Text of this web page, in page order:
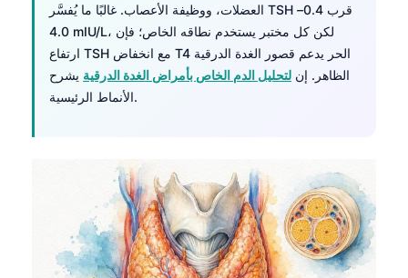
العضلات، ووظيفة الأعصاب. غالبًا ما يُفسَّر TSH قرب 0.4–
4.0 mIU/L، لكن كل مختبر يستخدم نطاقه الخاص؛ فإن
ارتفاع TSH مع انخفاض T4 الحر يدعم قصور الغدة الدرقية
الظاهر. إن لتحليل الدم الخاص بأمراض الغدة الدرقية يشرح
الأنماط الرئيسية.